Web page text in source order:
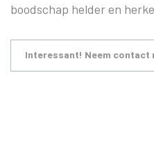
boodschap helder en
Interessant! Neem contact